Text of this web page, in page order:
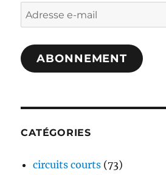
Adresse
e-
mail
ABONNEMENT
CATÉGORIES
circuits courts (73)